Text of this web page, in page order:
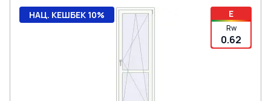
E
Rw
0.62
НАЦ. КЕШБЕК 10%